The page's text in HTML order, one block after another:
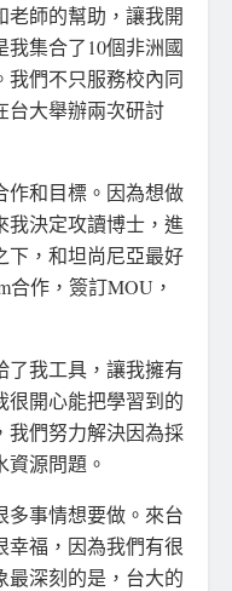
老師的幫助，讓我開
集合了10個非洲國
我們不只服務校內同
台大舉辦兩次研討
作和目標。因為想做
我決定攻讀博士，進
下，和坦尚尼亞最好
合作，簽訂MOU，
了我工具，讓我擁有
很開心能把學習到的
我們努力解決因為採
源問題。
多事情想要做。來台
幸福，因為我們有很
最深刻的是，台大的